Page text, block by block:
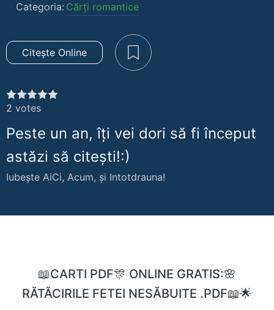
Categoria: Cărți romantice
Citește Online
2 votes
Peste un an, îți vei dori să fi început
astăzi să citești!:)
Iubește AiCi, Acum, și Intotdrauna!
📖CARTI PDF🎊 ONLINE GRATIS:🌸
RĂTĂCIRILE FETEI NESĂBUITE .PDF📖🌟